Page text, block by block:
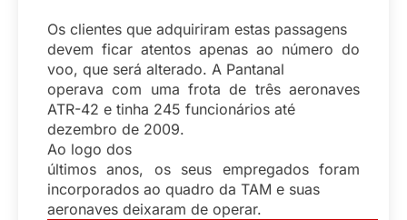
Os clientes que adquiriram estas passagens
devem ficar atentos apenas ao número do
voo, que será alterado. A Pantanal
operava com uma frota de três aeronaves
ATR-42 e tinha 245 funcionários até
dezembro de 2009.
Ao logo dos
últimos anos, os seus empregados foram
incorporados ao quadro da TAM e suas
aeronaves deixaram de operar.